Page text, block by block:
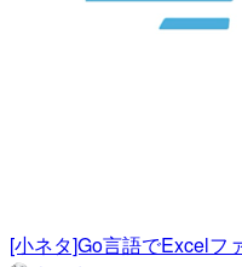
[小ネタ]Go言語でExcelフ